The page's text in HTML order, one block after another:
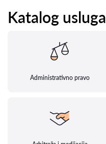
Katalog usluga
Administrativno pravo